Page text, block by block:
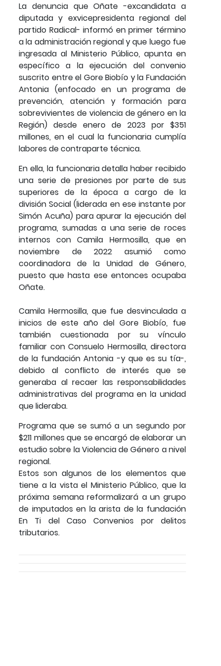
La denuncia que Oñate -excandidata a
diputada y exvicepresidenta regional del
partido Radical- informó en primer término
a la administración regional y que luego fue
ingresada al Ministerio Público, apunta en
específico a la ejecución del convenio
suscrito entre el Gore Biobío y la Fundación
Antonia (enfocado en un programa de
prevención, atención y formación para
sobrevivientes de violencia de género en la
Región) desde enero de 2023 por $351
millones, en el cual la funcionaria cumplía
labores de contraparte técnica.
En ella, la funcionaria detalla haber recibido
una serie de presiones por parte de sus
superiores de la época a cargo de la
división Social (liderada en ese instante por
Simón Acuña) para apurar la ejecución del
programa, sumadas a una serie de roces
internos con Camila Hermosilla, que en
noviembre de 2022 asumió como
coordinadora de la Unidad de Género,
puesto que hasta ese entonces ocupaba
Oñate.
Camila Hermosilla, que fue desvinculada a
inicios de este año del Gore Biobío, fue
también cuestionada por su vínculo
familiar con Consuelo Hermosilla, directora
de la fundación Antonia -y que es su tía-,
debido al conflicto de interés que se
generaba al recaer las responsabilidades
administrativas del programa en la unidad
que lideraba.
Programa que se sumó a un segundo por
$211 millones que se encargó de elaborar un
estudio sobre la Violencia de Género a nivel
regional.
Estos son algunos de los elementos que
tiene a la vista el Ministerio Público, que la
próxima semana reformalizará a un grupo
de imputados en la arista de la fundación
En Ti del Caso Convenios por delitos
tributarios.